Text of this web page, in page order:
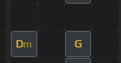
Dm G